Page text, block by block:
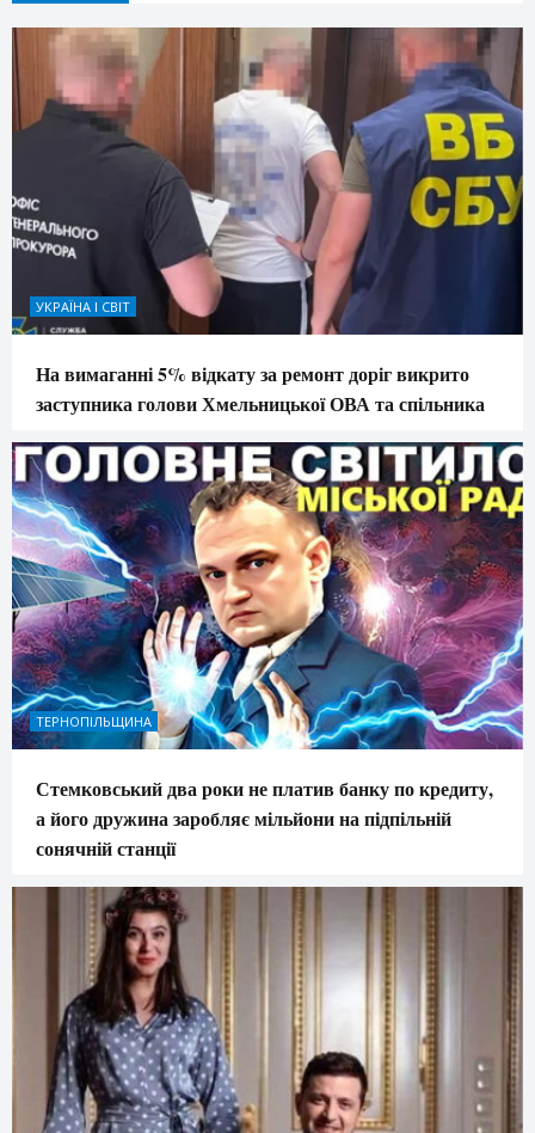
УКРАЇНА І СВІТ
На вимаганні 5% відкату за ремонт доріг викрито
заступника голови Хмельницької ОВА та спільника
ТЕРНОПІЛЬЩИНА
Стемковський два роки не платив банку по кредиту,
а його дружина заробляє мільйони на підпільній
сонячній станції